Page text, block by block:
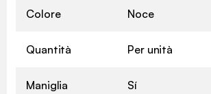
Colore Noce
Quantità Per unità
Maniglia Sí